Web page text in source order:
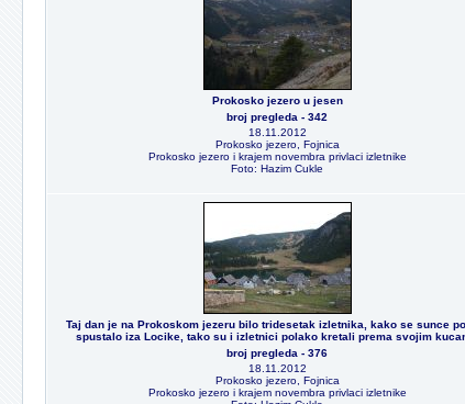
Prokosko jezero u jesen
broj pregleda - 342
18.11.2012
Prokosko jezero, Fojnica
Prokosko jezero i krajem novembra privlaci izletnike
Foto: Hazim Cukle
Taj dan je na Prokoskom jezeru bilo tridesetak izletnika, kako se sunce
spustalo iza Locike, tako su i izletnici polako kretali prema svojim
broj pregleda - 376
18.11.2012
Prokosko jezero, Fojnica
Prokosko jezero i krajem novembra privlaci izletnike